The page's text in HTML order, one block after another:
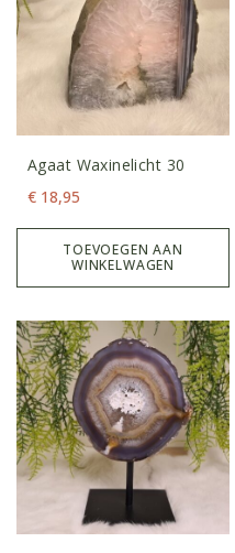
Agaat Waxinelicht 30
€ 18,95
TOEVOEGEN AAN
WINKELWAGEN